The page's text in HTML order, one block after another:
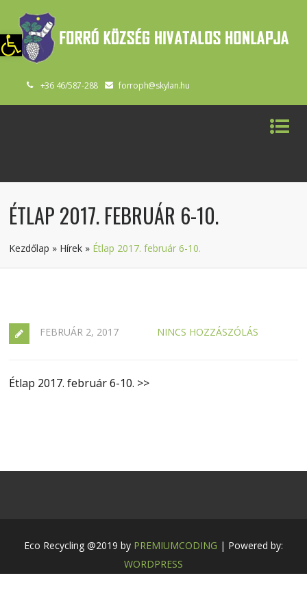
Eszköztár megnyitása
+36 46/587-288 forroph@skylan.hu
ÉTLAP 2017. FEBRUÁR 6-10.
Kezdőlap » Hírek » Étlap 2017. február 6-10.
FEBRUÁR 2, 2017 NINCS HOZZÁSZÓLÁS
Étlap 2017. február 6-10. >>
Eco Recycling @2019 by PREMIUMCODING | Powered by:
WORDPRESS